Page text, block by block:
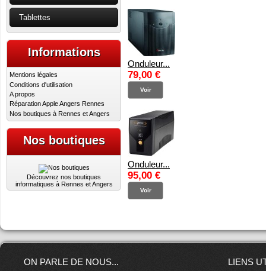
Tablettes
Informations
Mentions légales
Conditions d'utilisation
A propos
Réparation Apple Angers Rennes
Nos boutiques à Rennes et Angers
Nos boutiques
Découvrez nos boutiques
informatiques à Rennes et Angers
Onduleur...
79,00 €
Voir
Onduleur...
95,00 €
Voir
ON PARLE DE NOUS... LIENS